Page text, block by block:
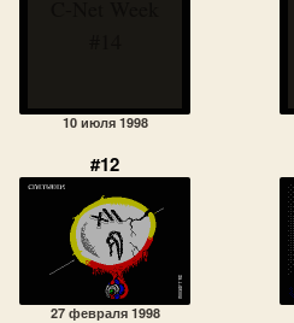
10 июля 1998
#12
27 февраля 1998